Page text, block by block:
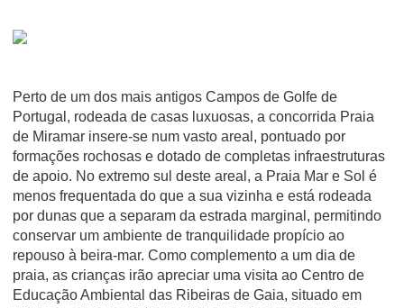
Perto de um dos mais antigos Campos de Golfe de
Portugal, rodeada de casas luxuosas, a concorrida Praia
de Miramar insere-se num vasto areal, pontuado por
formações rochosas e dotado de completas infraestruturas
de apoio. No extremo sul deste areal, a Praia Mar e Sol é
menos frequentada do que a sua vizinha e está rodeada
por dunas que a separam da estrada marginal, permitindo
conservar um ambiente de tranquilidade propício ao
repouso à beira-mar. Como complemento a um dia de
praia, as crianças irão apreciar uma visita ao Centro de
Educação Ambiental das Ribeiras de Gaia, situado em